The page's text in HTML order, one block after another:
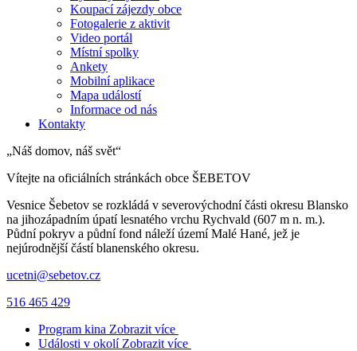
Koupací zájezdy obce
Fotogalerie z aktivit
Video portál
Místní spolky
Ankety
Mobilní aplikace
Mapa událostí
Informace od nás
Kontakty
„Náš domov, náš svět“
Vítejte na oficiálních stránkách obce ŠEBETOV
Vesnice Šebetov se rozkládá v severovýchodní části okresu Blansko
na jihozápadním úpatí lesnatého vrchu Rychvald (607 m n. m.).
Půdní pokryv a půdní fond náleží území Malé Hané, jež je
nejúrodnější částí blanenského okresu.
ucetni@sebetov.cz
516 465 429
Program kina Zobrazit více
Události v okolí Zobrazit více